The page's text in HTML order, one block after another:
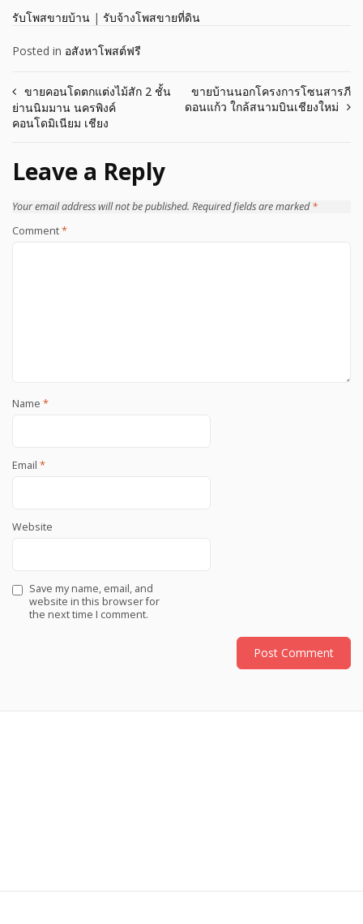
รับโพสขายบ้าน | รับจ้างโพสขายที่ดิน
Posted in อสังหาโพสต์ฟรี
Post
navigation
ขายคอนโดตกแต่งไม้สัก 2 ชั้น
ย่านนิมมาน นครพิงค์
คอนโดมิเนียม เชียง
ขายบ้านนอกโครงการโซนสารภี
ดอนแก้ว ใกล้สนามบินเชียงใหม่
Leave a Reply
Your email address will not be published. Required fields are marked*
Comment*
Name *
Email *
Website
Save my name, email, and
website in this browser for
the next time I comment.